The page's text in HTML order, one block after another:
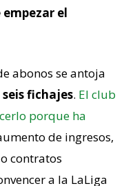
empezar el
abonos se antoja
fichajes. El club
porque ha
de ingresos,
contratos
a la LaLiga